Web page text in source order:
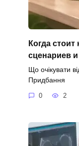
Когда стоит
сценариев
Що очікувати
Придбання
0 2